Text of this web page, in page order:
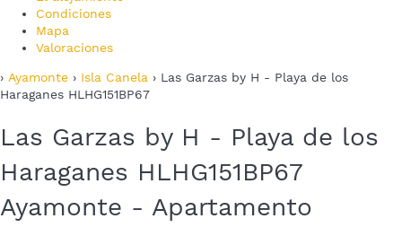
Condiciones
Mapa
Valoraciones
› Ayamonte › Isla Canela › Las Garzas by H - Playa de los
Haraganes HLHG151BP67
Las Garzas by H - Playa de los
Haraganes HLHG151BP67
Ayamonte - Apartamento